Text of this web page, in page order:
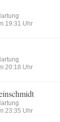
19:31 Uhr
20:18 Uhr
23:35 Uhr